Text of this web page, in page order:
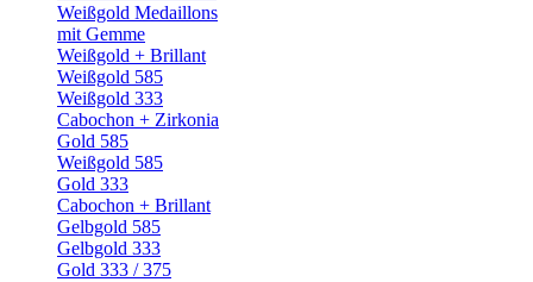
Weißgold Medaillons
mit Gemme
Weißgold + Brillant
Weißgold 585
Weißgold 333
Cabochon + Zirkonia
Gold 585
Weißgold 585
Gold 333
Cabochon + Brillant
Gelbgold 585
Gelbgold 333
Gold 333 / 375